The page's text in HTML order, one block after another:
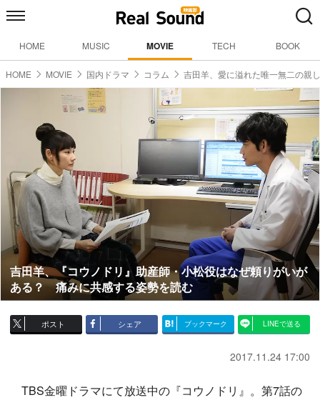
HOME MUSIC MOVIE TECH BOOK
HOME MOVIE 国内ドラマ コラム 吉田羊、愛に溢れた唯一無二の親
吉田羊、『コウノドリ』助産師・小松役はなぜ頼りがいが
ある？ 痛みに共感する姿勢を読む
ポスト シェア ブックマーク LINEで送る
2017.11.24 17:00
TBS金曜ドラマにて放送中の『コウノドリ』。第7話の